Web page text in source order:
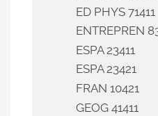
ED PHYS 71411
ENTREPREN
ESPA 23411
ESPA 23421
FRAN 10421
GEOG 41411